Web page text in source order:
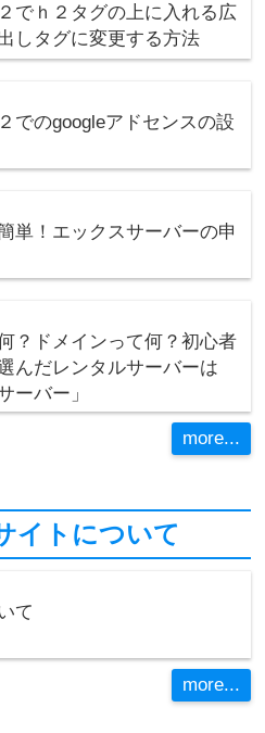
でｈ２タグの上に入れる広
しタグに変更する方法
でのgoogleアドセンスの設
単！エックスサーバーの申
？ドメインって何？初心者
んだレンタルサーバーは
ーバー」
more...
イトについて
て
more...